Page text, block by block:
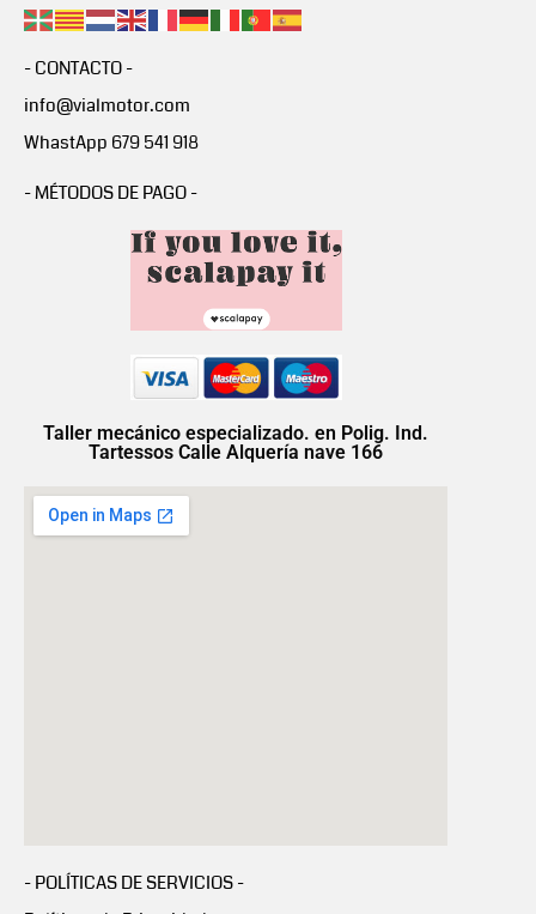
- CONTACTO -
info@vialmotor.com
WhastApp 679 541 918
- MÉTODOS DE PAGO -
Taller mecánico especializado. en Polig. Ind.
Tartessos Calle Alquería nave 166
- POLÍTICAS DE SERVICIOS -